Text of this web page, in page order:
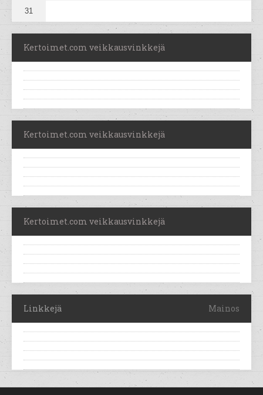
31
Kertoimet.com veikkausvinkkejä
Kertoimet.com veikkausvinkkejä
Kertoimet.com veikkausvinkkejä
Linkkejä Mainos